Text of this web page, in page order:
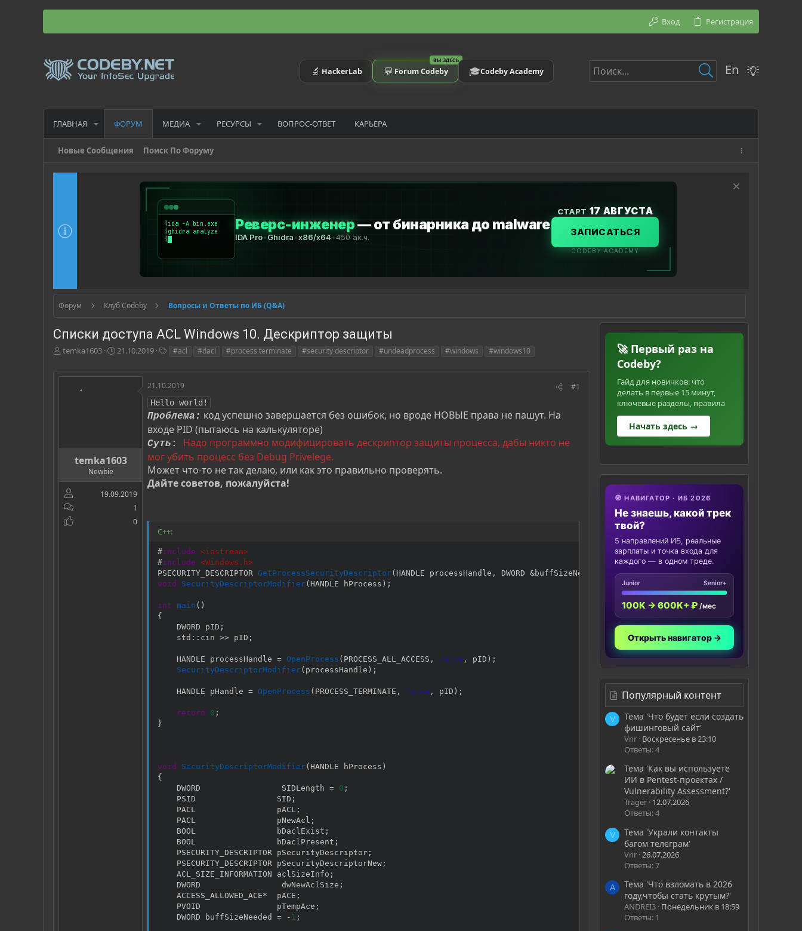
Вход Регистрация
🔬 HackerLab
ВЫ ЗДЕСЬ
💬 Forum Codeby 🎓Codeby Academy En
ГЛАВНАЯ ФОРУМ МЕДИА РЕСУРСЫ ВОПРОС-ОТВЕТ КАРЬЕРА
Новые Сообщения Поиск По Форуму
Форум Клуб Codeby Вопросы и Ответы по ИБ (Q&A)
Списки доступа ACL Windows 10. Дескриптор защиты
А
т
temka1603
Д
т
а
21.10.2019
г
и
#acl #dacl #process terminate #security descriptor #undeadprocess #windows #windows10
temka1603
Newbie
19.09.2019
1
0
21.10.2019 #1
Hello world!
Проблема: код успешно завершается без ошибок, но вроде НОВЫЕ права не пашут. На
входе PID (пытаюсь на калькуляторе)
Суть : Надо программно модифицировать дескриптор защиты процесса, дабы никто не
мог убить процесс без Debug Privelege.
Может что-то не так делаю, или как это правильно проверять.
Дайте советов, пожалуйста!
C++:
#include <iostream>
#include <Windows.h>
PSECURITY_DESCRIPTOR GetProcessSecurityDescriptor( HANDLE processHandle , DWORD &buffSizeNeeded
void
SecurityDescriptorModifier( HANDLE hProcess ) ;
int main ( )
{
    DWORD pID
;
    std
:: cin >> pID ;
    HANDLE processHandle
= OpenProcess ( PROCESS_ALL_ACCESS , false , pID ) ;
SecurityDescriptorModifier( processHandle ) ;
    HANDLE pHandle
= OpenProcess ( PROCESS_TERMINATE , false , pID ) ;
return 0 ;
}
void SecurityDescriptorModifier( HANDLE hProcess )
{
    DWORD                 SIDLength
= 0 ;
    PSID                 SID
;
    PACL                 pACL
;
    PACL                 pNewAcl
;
    BOOL                 bDaclExist
;
    BOOL                 bDaclPresent
;
    PSECURITY_DESCRIPTOR pSecurityDescriptor
;
    PSECURITY_DESCRIPTOR pSecurityDescriptorNew
;
    ACL_SIZE_INFORMATION aclSizeInfo
;
    DWORD                 dwNewAclSize
;
    ACCESS_ALLOWED_ACE
*
  pACE
;
    PVOID                pTempAce
;
    DWORD buffSizeNeeded
= - 1 ;
🚀 Первый раз на
Codeby?
Гайд для новичков: что
делать в первые 15 минут,
ключевые разделы, правила
Начать здесь →
🧭 НАВИГАТОР · ИБ 2026
Не знаешь, какой трек
твой?
5 направлений ИБ, реальные
зарплаты и точка входа для
каждого — в одном треде.
Junior Senior+
100K → 600K+ ₽ /мес
Открыть навигатор →
Популярный контент
V
Тема 'Что будет если создать
фишинговый сайт'
Vnr Воскресенье в 23:10
Ответы: 4
Тема 'Как вы используете
ИИ в Pentest-проектах /
Vulnerability Assessment?'
Trager 12.07.2026
Ответы: 4
V
Тема 'Украли контакты
багом телеграм'
Vnr 26.07.2026
Ответы: 7
A
Тема 'Что взломать в 2026
году,чтобы стать крутым?'
ANDREI3 Понедельник в 18:59
Ответы: 1